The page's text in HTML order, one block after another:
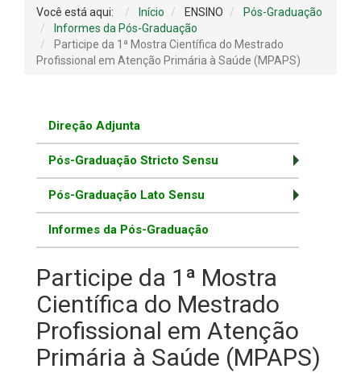
Você está aqui: Início ENSINO
Pós-Graduação
Informes da Pós-Graduação
Participe da 1ª Mostra Científica do Mestrado
Profissional em Atenção Primária à Saúde (MPAPS)
Direção Adjunta
Pós-Graduação Stricto Sensu
Pós-Graduação Lato Sensu
Informes da Pós-Graduação
Participe da 1ª Mostra
Científica do Mestrado
Profissional em Atenção
Primária à Saúde (MPAPS)